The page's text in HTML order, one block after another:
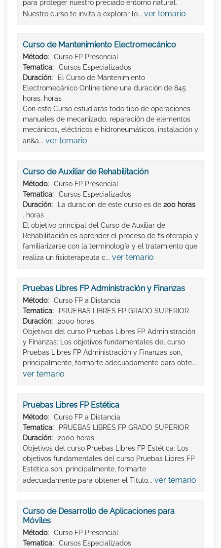
para proteger nuestro preciado entorno natural.
Nuestro curso te invita a explorar lo... ver temario
Curso de Mantenimiento Electromecánico
Método:
Curso FP Presencial
Tematica:
Cursos Especializados
Duración:
El Curso de Mantenimiento
Electromecánico Online tiene una duración de 845
horas. horas
Con este Curso estudiarás todo tipo de operaciones
manuales de mecanizado, reparación de elementos
mecánicos, eléctricos e hidroneumáticos, instalación y
an&a... ver temario
Curso de Auxiliar de Rehabilitación
Método:
Curso FP Presencial
Tematica:
Cursos Especializados
Duración:
La duración de este curso es de 200 horas
. horas
El objetivo principal del Curso de Auxiliar de
Rehabilitación es aprender el proceso de fisioterapia y
familiarizarse con la terminología y el tratamiento que
realiza un fisioterapeuta c... ver temario
Pruebas Libres FP Administración y Finanzas
Método:
Curso FP a Distancia
Tematica:
PRUEBAS LIBRES FP GRADO SUPERIOR
Duración:
2000 horas
Objetivos del curso Pruebas Libres FP Administración
y Finanzas: Los objetivos fundamentales del curso
Pruebas Libres FP Administración y Finanzas son,
principalmente, formarte adecuadamente para obte...
ver temario
Pruebas Libres FP Estética
Método:
Curso FP a Distancia
Tematica:
PRUEBAS LIBRES FP GRADO SUPERIOR
Duración:
2000 horas
Objetivos del curso Pruebas Libres FP Estética: Los
objetivos fundamentales del curso Pruebas Libres FP
Estética son, principalmente, formarte
adecuadamente para obtener el Titulo... ver temario
Curso de Desarrollo de Aplicaciones para
Móviles
Método:
Curso FP Presencial
Tematica:
Cursos Especializados